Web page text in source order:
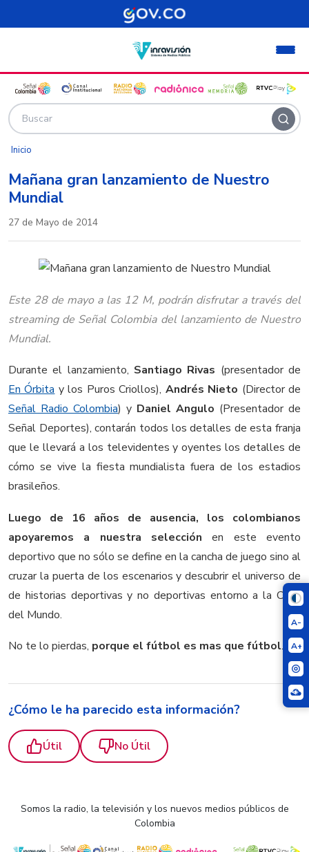
Pasar al contenido principal
A-
A+
Inicio
Mañana gran lanzamiento de Nuestro
Mundial
27 de Mayo de 2014
Este 28 de mayo a las 12 M, podrán disfrutar a través del
streaming de Señal Colombia del lanzamiento de Nuestro
Mundial.
Durante el lanzamiento, Santiago Rivas (presentador de
En Órbita y los Puros Criollos), Andrés Nieto (Director de
Señal Radio Colombia) y Daniel Angulo (Presentador de
Señal Deportes), contarán todos los detalles de esta franja
que le llevará a los televidentes y oyentes los detalles de
cómo se vive la fiesta mundialista fuera de los estadios
brasileños.
Luego de 16 años de ausencia, los colombianos
apoyaremos a nuestra selecciónen este evento
deportivo que no sólo se define en la cancha de juego sino al
cruzar la puerta de los escenarios y descubrir el universo de
de historias deportivas y no deportivas entorno a la Copa
del Mundo.
No te lo pierdas, porque el fútbol es mas que fútbol.
¿Cómo le ha parecido esta información?
Útil No Útil
Somos la radio, la televisión y los nuevos medios públicos de
Colombia